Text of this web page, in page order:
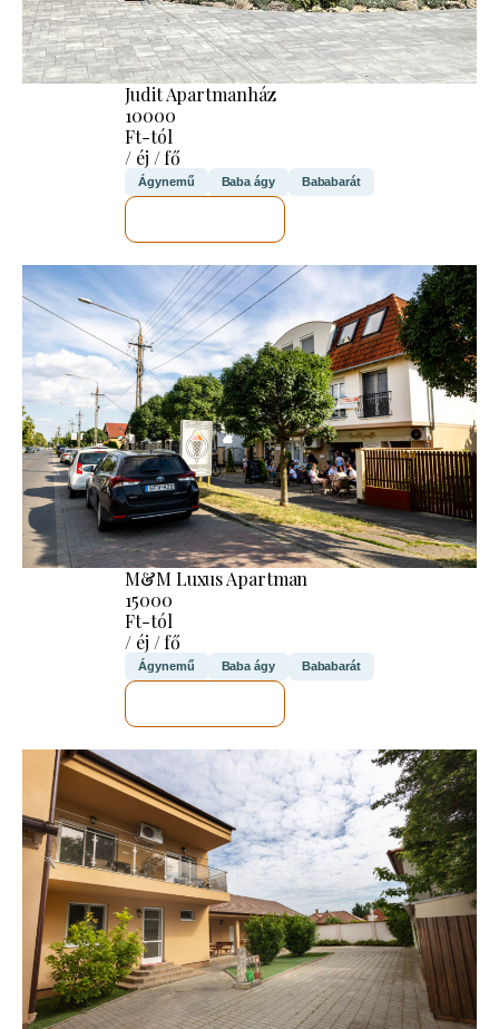
Judit Apartmanház
10000
Ft-tól
/ éj / fő
Ágynemű Baba ágy Bababarát
M&M Luxus Apartman
15000
Ft-tól
/ éj / fő
Ágynemű Baba ágy Bababarát